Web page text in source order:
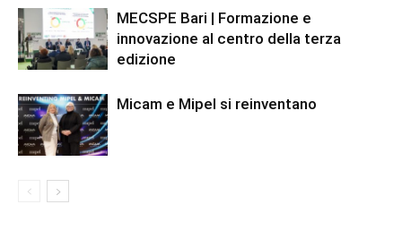
MECSPE Bari | Formazione e
innovazione al centro della terza
edizione
Micam e Mipel si reinventano